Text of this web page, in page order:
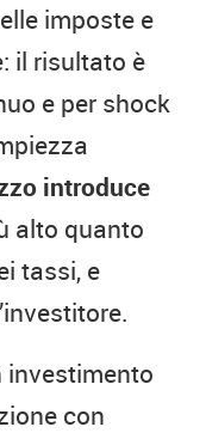
imposte e
il risultato è
e per shock
introduce
alto quanto
tassi, e
investimento
con